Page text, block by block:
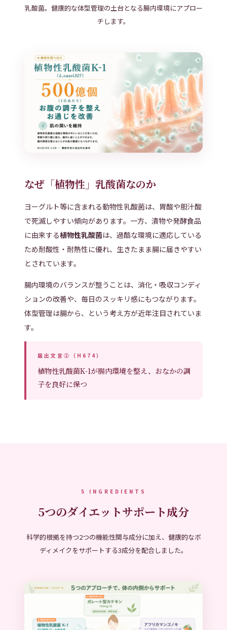
乳酸菌。健康的な体型管理の土台となる腸内環境にアプロー
チします。
なぜ「植物性」乳酸菌なのか
ヨーグルト等に含まれる動物性乳酸菌は、胃酸や胆汁酸
で死滅しやすい傾向があります。一方、漬物や発酵食品
に由来する植物性乳酸菌は、過酷な環境に適応している
ため耐酸性・耐熱性に優れ、生きたまま腸に届きやすい
とされています。
腸内環境のバランスが整うことは、消化・吸収コンディ
ションの改善や、毎日のスッキリ感にもつながります。
体型管理は腸から、という考え方が近年注目されていま
す。
届出文言②（H674）
植物性乳酸菌K-1が腸内環境を整え、おなかの調
子を良好に保つ
5 INGREDIENTS
5つのダイエットサポート成分
科学的根拠を持つ2つの機能性関与成分に加え、健康的なボ
ディメイクをサポートする3成分を配合しました。